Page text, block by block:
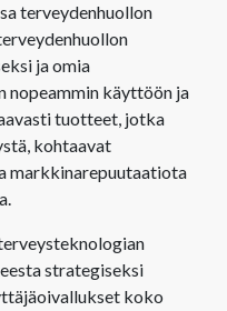
terveydenhuollon
ja omia
nopeammin käyttöön ja
tuotteet, jotka
kohtaavat
markkinarepuutaatiota
strategiseksi
koko